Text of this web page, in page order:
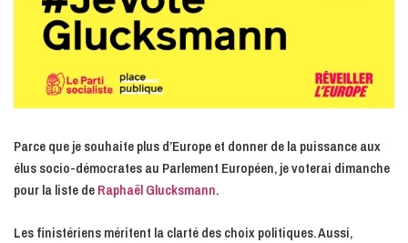
Parce que je souhaite plus d’Europe et donner de la puissance aux
élus socio-démocrates au Parlement Européen, je voterai dimanche
pour la liste deRaphaël Glucksmann.
Les finistériens méritent la clarté des choix politiques. Aussi,